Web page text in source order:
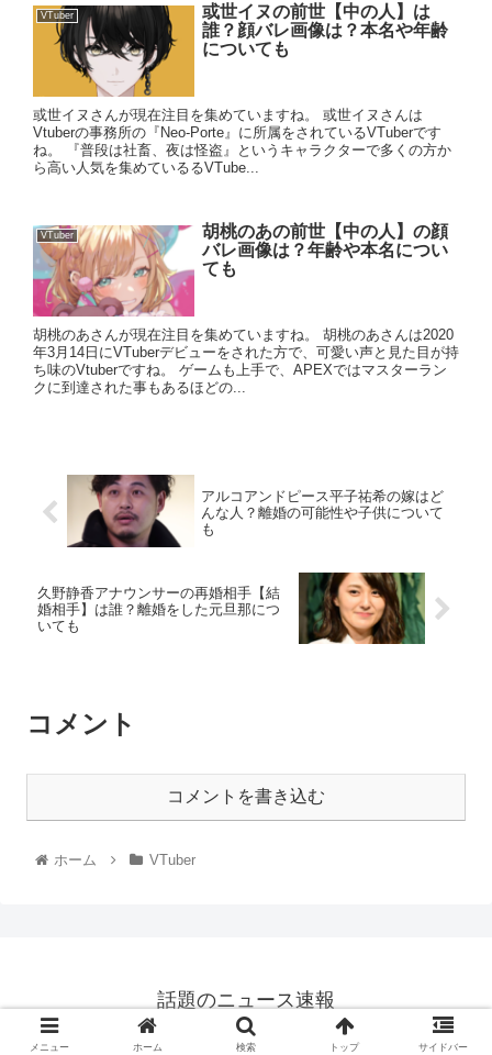
VTuber
或世イヌの前世【中の人】は
誰？顔バレ画像は？本名や年齢
についても
或世イヌさんが現在注目を集めていますね。 或世イヌさんは
Vtuberの事務所の『Neo-Porte』に所属をされているVTuberです
ね。 『普段は社畜、夜は怪盗』というキャラクターで多くの方か
ら高い人気を集めているるVTube...
VTuber
胡桃のあの前世【中の人】の顔
バレ画像は？年齢や本名につい
ても
胡桃のあさんが現在注目を集めていますね。 胡桃のあさんは2020
年3月14日にVTuberデビューをされた方で、可愛い声と見た目が持
ち味のVtuberですね。 ゲームも上手で、APEXではマスターラン
クに到達された事もあるほどの...
アルコアンドピース平子祐希の嫁はど
んな人？離婚の可能性や子供について
も
久野静香アナウンサーの再婚相手【結
婚相手】は誰？離婚をした元旦那につ
いても
コメント
コメントを書き込む
ホーム VTuber
話題のニュース速報
© 2021 話題のニュース速報.
メニュー ホーム 検索 トップ サイドバー